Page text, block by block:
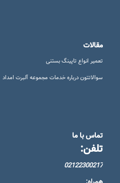
مقالات
تعمیر انواع تاپینگ بستنی
سوالاتتون درباره خدمات مجموعه آلبرت امداد
تماس با ما
تلفن:
02122300217